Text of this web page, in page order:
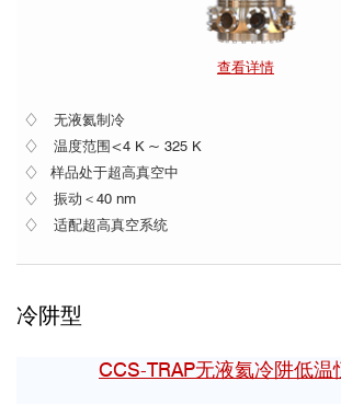
查看详情
♢ 无液氦制冷
♢ 温度范围<4 K ~ 325 K
♢ 样品处于超高真空中
♢ 振动＜40 nm
♢ 适配超高真空系统
冷阱型
CCS-TRAP无液氦冷阱低温